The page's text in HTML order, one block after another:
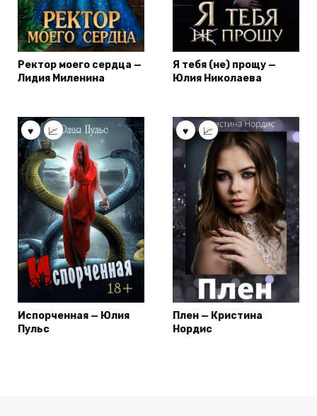
Ректор моего сердца —
Лидия Миленина
Я тебя (не) прощу —
Юлия Николаева
Испорченная — Юлия
Пульс
Плен — Кристина
Нордис